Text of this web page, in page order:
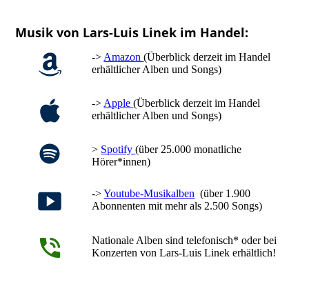
Musik von Lars-Luis Linek im Handel:
-> Amazon(Überblick derzeit im Handel
erhältlicher Alben und Songs)
-> Apple(Überblick derzeit im Handel
erhältlicher Alben und Songs)
> Spotify(über 25.000 monatliche
Hörer*innen)
->Youtube-Musikalben (über 1.900
Abonnenten mit mehr als 2.500 Songs)
Nationale Alben sind telefonisch* oder bei
Konzerten von Lars-Luis Linek erhältlich!